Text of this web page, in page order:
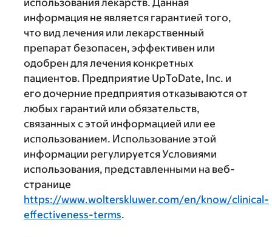
использования лекарств. Данная
информация не является гарантией того,
что вид лечения или лекарственный
препарат безопасен, эффективен или
одобрен для лечения конкретных
пациентов. Предприятие UpToDate, Inc. и
его дочерние предприятия отказываются от
любых гарантий или обязательств,
связанных с этой информацией или ее
использованием. Использование этой
информации регулируется Условиями
использования, представленными на веб-
странице
https://www.wolterskluwer.com/en/know/clinical-
effectiveness-terms.